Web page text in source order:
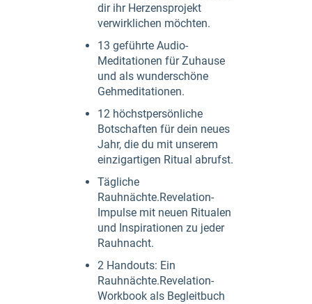
dir ihr Herzensprojekt
verwirklichen möchten.
13 geführte Audio-
Meditationen für Zuhause
und als wunderschöne
Gehmeditationen.
12 höchstpersönliche
Botschaften für dein neues
Jahr, die du mit unserem
einzigartigen Ritual abrufst.
Tägliche
Rauhnächte.Revelation-
Impulse mit neuen Ritualen
und Inspirationen zu jeder
Rauhnacht.
2 Handouts: Ein
Rauhnächte.Revelation-
Workbook als Begleitbuch